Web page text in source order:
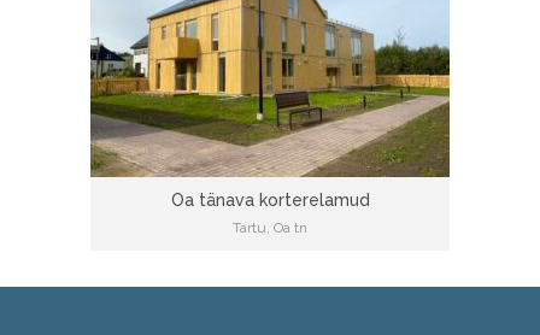
Oa tänava korterelamud
Tartu, Oa tn